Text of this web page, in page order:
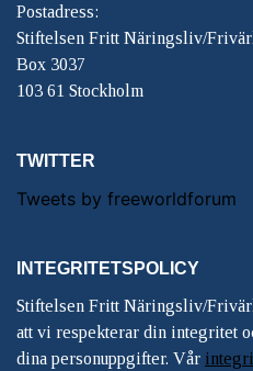
Postadress:
Stiftelsen Fritt Näringsliv/
Box 3037
103 61 Stockholm
TWITTER
Tweets by freeworldforum
INTEGRITETSPOLICY
Stiftelsen Fritt Näringsliv/
att vi respekterar din integritet
dina personuppgifter. Vår